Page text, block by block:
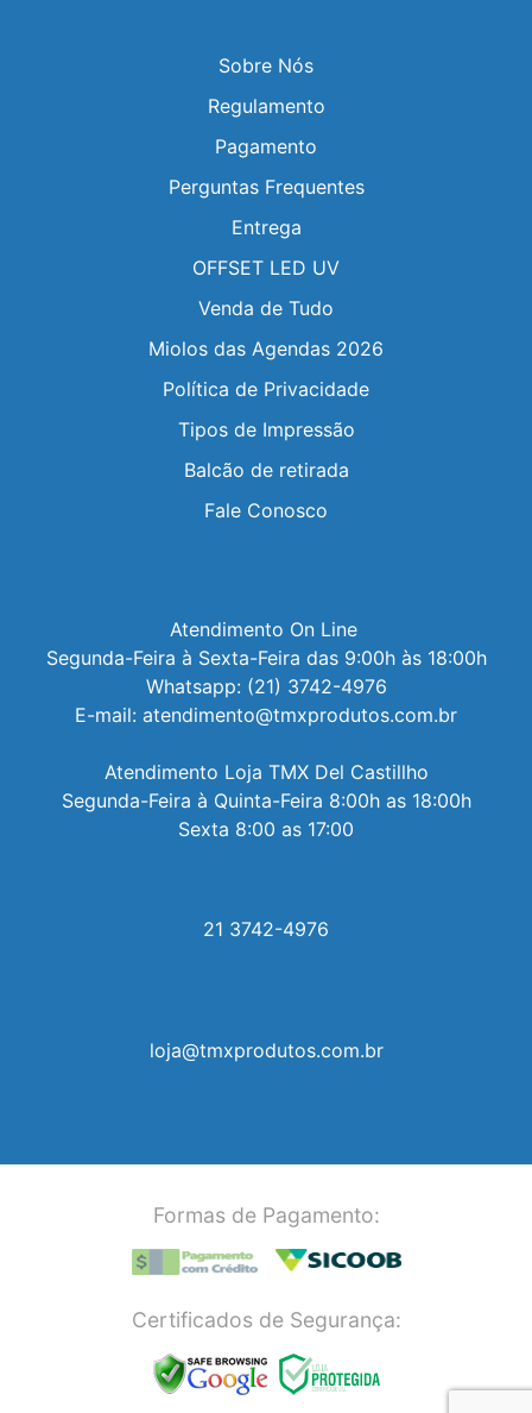
Sobre Nós
Regulamento
Pagamento
Perguntas Frequentes
Entrega
OFFSET LED UV
Venda de Tudo
Miolos das Agendas 2026
Política de Privacidade
Tipos de Impressão
Balcão de retirada
Fale Conosco
Atendimento On Line
Segunda-Feira à Sexta-Feira das 9:00h às 18:00h
Whatsapp: (21) 3742-4976
E-mail: atendimento@tmxprodutos.com.br
Atendimento Loja TMX Del Castillho
Segunda-Feira à Quinta-Feira 8:00h as 18:00h
Sexta 8:00 as 17:00
21 3742-4976
loja@tmxprodutos.com.br
Formas de Pagamento:
Certificados de Segurança: